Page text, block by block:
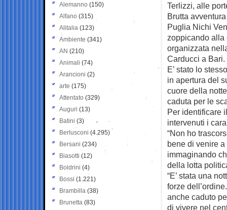
Terlizzi, alle
Brutta
Puglia Nichi
zoppicando alla
organizzata
Carducci a Bari.
E’ stato lo
in apertura del
cuore della
caduta per le
Per identificare
intervenuti i
“Non ho
bene di venire
immaginando
della lotta
“E’ stata una
forze
anche caduto
di vivere nel
Alemanno (150)
Alfano (315)
Alitalia (123)
Ambiente (341)
AN (210)
Animali (74)
Arancioni (2)
arte (175)
Attentato (329)
Auguri (13)
Batini (3)
Berlusconi (4.295)
Bersani (234)
Biasotti (12)
Boldrini (4)
Bossi (1.221)
Brambilla (38)
Brunetta (83)